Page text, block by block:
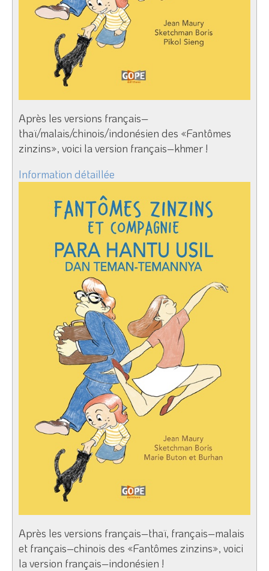
Après les versions français–
thaï/malais/chinois/indonésien des «Fantômes
zinzins», voici la version français–khmer !
Information détaillée
Après les versions français–thaï, français–malais
et français–chinois des «Fantômes zinzins», voici
la version français–indonésien !